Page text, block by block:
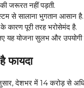
जरूरत नहीं पड़ती.
से सालाना भुगतान आसान है.
कारण पूरी तरह भरोसेमंद है.
यह योजना सुलभ और उपयोगी
फायदा
में 14 करोड़ से अधिक